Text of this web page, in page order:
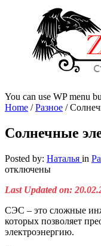
You can use WP menu
Home /Разное /
Солнечные
Posted by: Наталья in
отключены
Last Updated on:
СЭС – это сложные
которых позволяет
электроэнергию.